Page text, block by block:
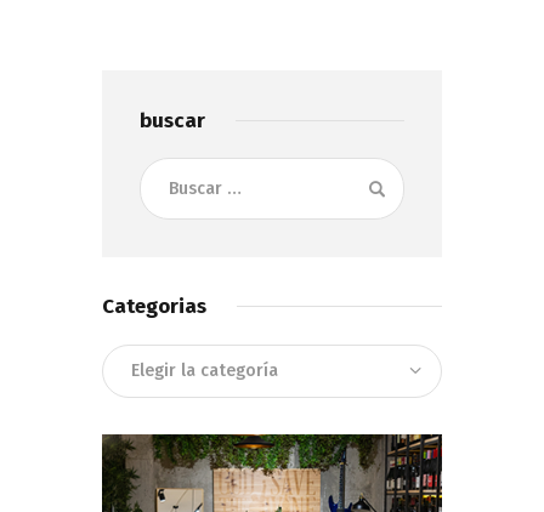
buscar
Buscar:
Categorias
Categorias